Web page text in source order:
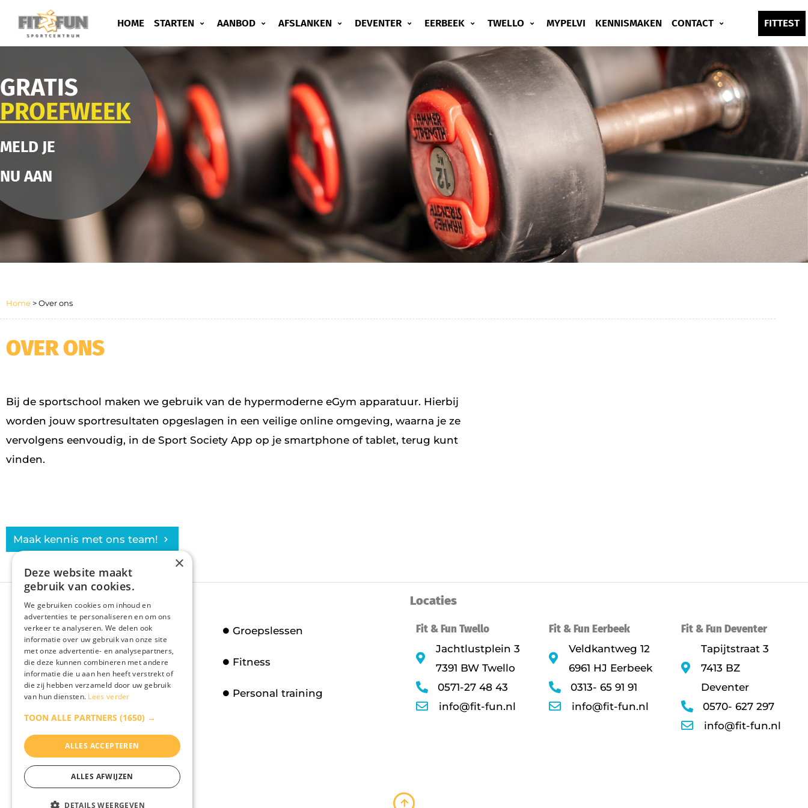
HOME STARTEN AANBOD AFSLANKEN DEVENTER EERBEEK TWELLO MYPELVI KENNISMAKEN CONTACT FITTEST
GRATIS
PROEFWEEK
MELD JE
NU AAN
Home >Over ons
OVER ONS
Bij de sportschool maken we gebruik van de hypermoderne eGym apparatuur. Hierbij
worden jouw sportresultaten opgeslagen in een veilige online omgeving, waarna je ze
vervolgens eenvoudig, in de Sport Society App op je smartphone of tablet, terug kunt
vinden.
Maak kennis met ons team!
Sportcentrum Fit & Fun staat o.a.
voor: Uniek fitness
begeleidingsplan, Afslanken met
Garantie, Gratis WIFI, Gratis
parkeren en nog veel meer!
Groepslessen
Fitness
Personal training
Locaties
Fit & Fun Twello
Jachtlustplein 3
7391 BW Twello
0571-27 48 43
info@fit-fun.nl
Fit & Fun Eerbeek
Veldkantweg 12
6961 HJ Eerbeek
0313- 65 91 91
info@fit-fun.nl
Fit & Fun Deventer
Tapijtstraat 3
7413 BZ
Deventer
0570- 627 297
info@fit-fun.nl
×
Deze website maakt
gebruik van cookies.
We gebruiken cookies om inhoud en
advertenties te personaliseren en om ons
verkeer te analyseren. We delen ook
informatie over uw gebruik van onze site
met onze advertentie- en analysepartners,
die deze kunnen combineren met andere
informatie die u aan hen heeft verstrekt of
die zij hebben verzameld door uw gebruik
van hun diensten. Lees verder
TOON ALLE PARTNERS (1650) →
ALLES ACCEPTEREN
ALLES AFWIJZEN
DETAILS WEERGEVEN